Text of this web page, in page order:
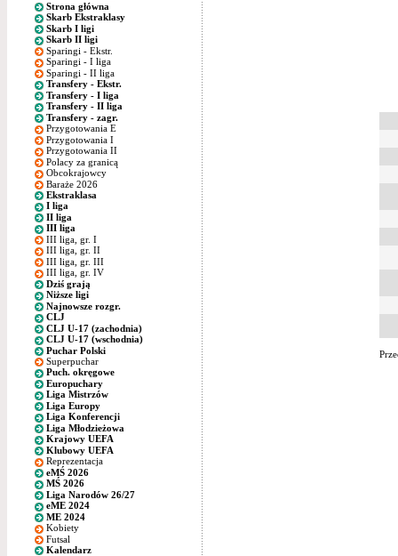
Strona główna
Skarb Ekstraklasy
Skarb I ligi
Skarb II ligi
Sparingi - Ekstr.
Sparingi - I liga
Sparingi - II liga
Transfery - Ekstr.
Transfery - I liga
Transfery - II liga
Transfery - zagr.
Przygotowania E
Przygotowania I
Przygotowania II
Polacy za granicą
Obcokrajowcy
Baraże 2026
Ekstraklasa
I liga
II liga
III liga
III liga, gr. I
III liga, gr. II
III liga, gr. III
III liga, gr. IV
Dziś grają
Niższe ligi
Najnowsze rozgr.
CLJ
CLJ U-17 (zachodnia)
CLJ U-17 (wschodnia)
Puchar Polski
Superpuchar
Puch. okręgowe
Europuchary
Liga Mistrzów
Liga Europy
Liga Konferencji
Liga Młodzieżowa
Krajowy UEFA
Klubowy UEFA
Reprezentacja
eMŚ 2026
MŚ 2026
Liga Narodów 26/27
eME 2024
ME 2024
Kobiety
Futsal
Kalendarz